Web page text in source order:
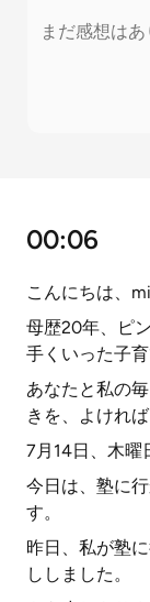
まだ感想は
00:06
こんにちは、
母歴20年、ピ
手くいった子
あなたと私の
きを、よけれ
7月14日、木曜
今日は、塾に
す。
昨日、私が塾
ししました。